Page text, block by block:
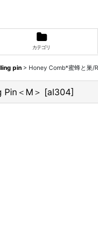
カテゴリ
pin > Honey Comb*蜜蜂と巣/
＜M＞ [al304]